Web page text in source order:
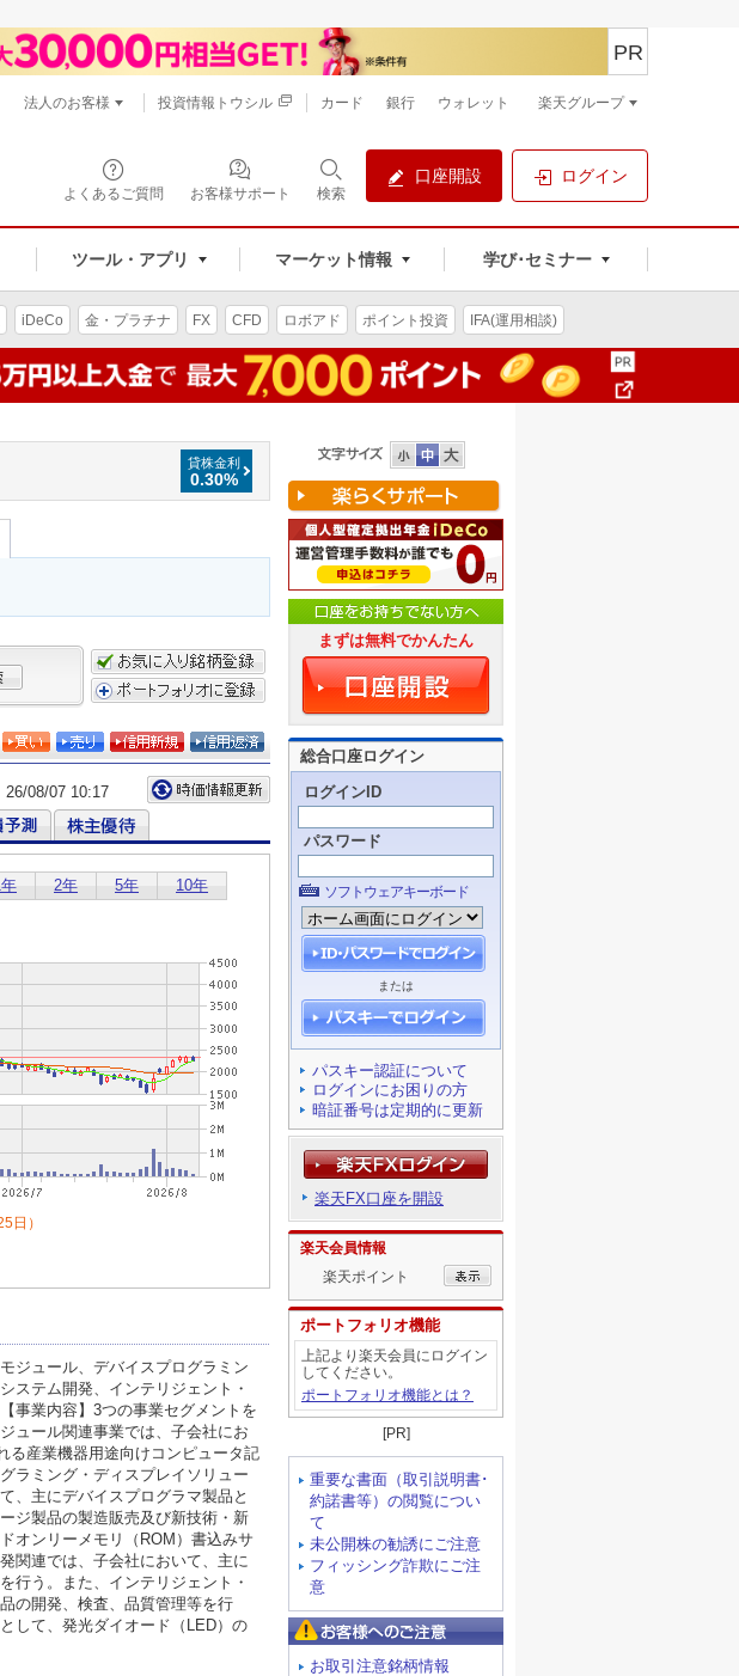
よくあるご質問 お客様サポート 検索
口座開設 ログイン
ツール・アプリ マーケット情報 学び･セミナー
PR
法人のお客様 投資情報トウシル カード 銀行 ウォレット 楽天グループ
iDeCo 金・プラチナ FX CFD ロボアド ポイント投資 IFA(運用相談)
貸株金利
0.30%
まずは無料でかんたん
総合口座ログイン
ログインID
パスワード
ソフトウェアキーボード
または
パスキー認証について
ログインにお困りの方
暗証番号は定期的に更新
楽天FX口座を開設
楽天会員情報
楽天ポイント
ポートフォリオ機能
上記より楽天会員にログイン
してください。
ポートフォリオ機能とは？
[PR]
重要な書面（取引説明書･
約諾書等）の閲覧につい
て
未公開株の勧誘にご注意
フィッシング詐欺にご注
意
お取引注意銘柄情報